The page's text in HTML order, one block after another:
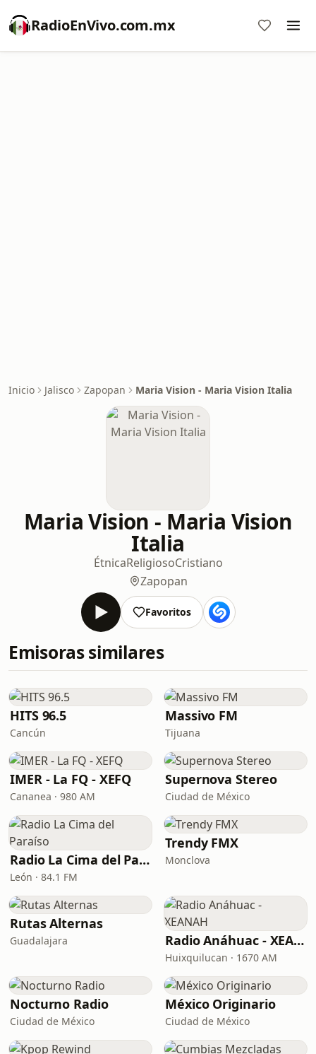
RadioEnVivo.com.mx
Inicio Jalisco Zapopan Maria Vision - Maria Vision Italia
Maria Vision - Maria Vision
Italia
ÉtnicaReligiosoCristiano
Zapopan
Favoritos
Emisoras similares
HITS 96.5
Cancún
Massivo FM
Tijuana
IMER - La FQ - XEFQ
Cananea · 980 AM
Supernova Stereo
Ciudad de México
Radio La Cima del Paraíso
León · 84.1 FM
Trendy FMX
Monclova
Rutas Alternas
Guadalajara Radio Anáhuac - XEANAH
Huixquilucan · 1670 AM
Nocturno Radio
Ciudad de México
México Originario
Ciudad de México